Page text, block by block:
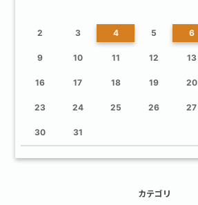
2 3 4 5 6
9 10 11 12 13
16 17 18 19 20
23 24 25 26 27
30 31
カテゴリ